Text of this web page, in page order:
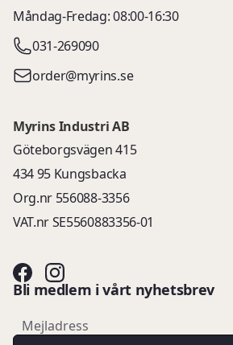
Måndag-Fredag: 08:00-16:30
031-269090
order@myrins.se
Myrins Industri AB
Göteborgsvägen 415
434 95 Kungsbacka
Org.nr 556088-3356
VAT.nr SE5560883356-01
Bli medlem i vårt nyhetsbrev
email
Mejladress